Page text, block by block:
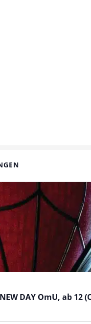
DAY OmU, ab 12